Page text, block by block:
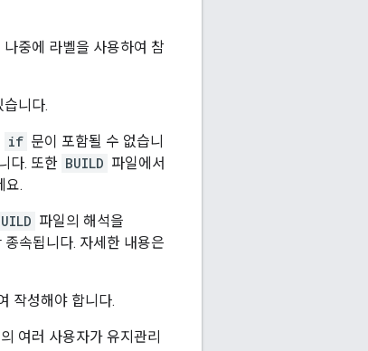
중에 라벨을 사용하여 참
니다.
if 문이 포함될 수 없습니
다. 또한 BUILD 파일에서
요.
파일의 해석을
속됩니다. 자세한 내용은
작성해야 합니다.
여러 사용자가 유지관리